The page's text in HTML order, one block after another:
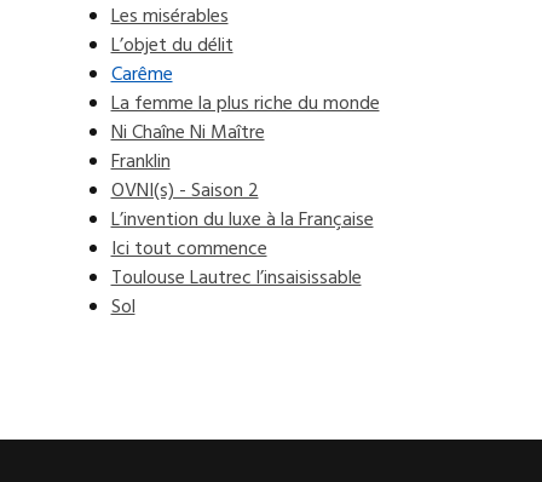
Les misérables
L’objet du délit
Carême
La femme la plus riche du monde
Ni Chaîne Ni Maître
Franklin
OVNI(s) - Saison 2
L’invention du luxe à la Française
Ici tout commence
Toulouse Lautrec l’insaisissable
Sol